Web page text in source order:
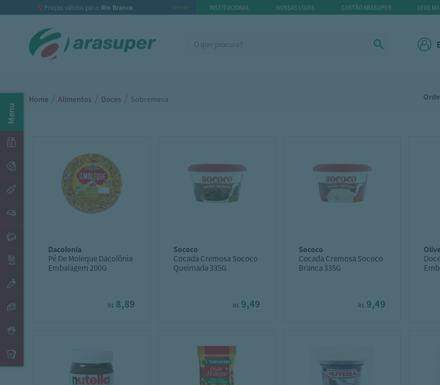
Preços válidos para: Rio Branco alterar INSTITUCIONAL NOSSAS LOJAS CARTÃO ARASUPER LEVE
Menu
Home / Alimentos / Doces / Sobremesa
dacolonia
Pé De Moleque Dacolônia
Embalagem 200G
R$ 8,89
sococo
Cocada Cremosa Sococo
Queimada 335G
R$ 9,49
sococo
Cocada Cremosa Sococo
Branca 335G
R$ 9,49